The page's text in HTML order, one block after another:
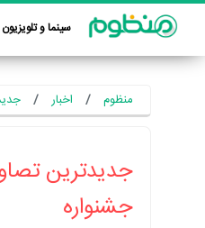
سینما و تلویزیون
منظوم اخبار
جدیدترین
جشنواره